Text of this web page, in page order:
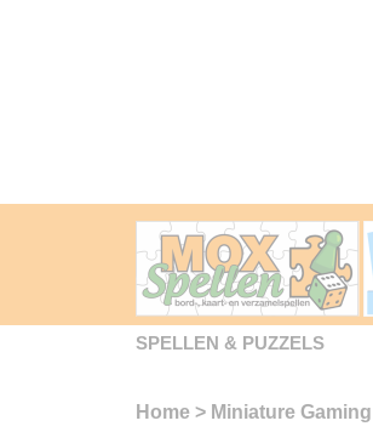
SPELLEN & PUZZELS
Home > Miniature Gaming